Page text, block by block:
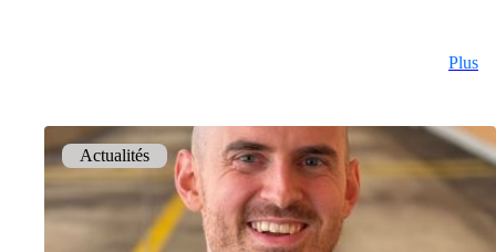
Actualités
Plus
Actualités